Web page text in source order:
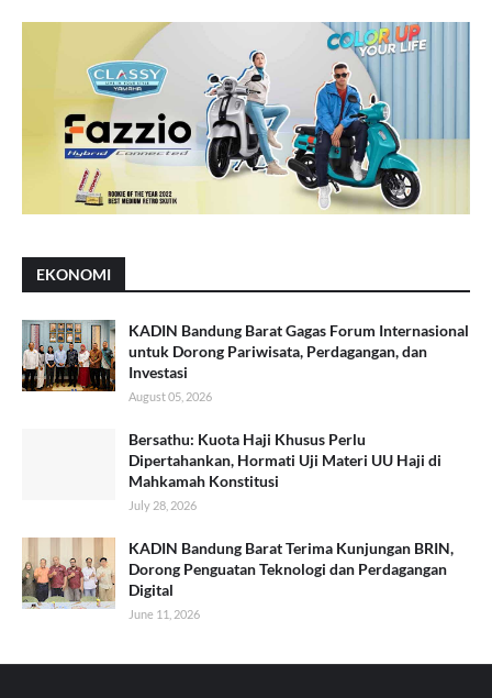
EKONOMI
KADIN Bandung Barat Gagas Forum Internasional
untuk Dorong Pariwisata, Perdagangan, dan
Investasi
August 05, 2026
Bersathu: Kuota Haji Khusus Perlu
Dipertahankan, Hormati Uji Materi UU Haji di
Mahkamah Konstitusi
July 28, 2026
KADIN Bandung Barat Terima Kunjungan BRIN,
Dorong Penguatan Teknologi dan Perdagangan
Digital
June 11, 2026